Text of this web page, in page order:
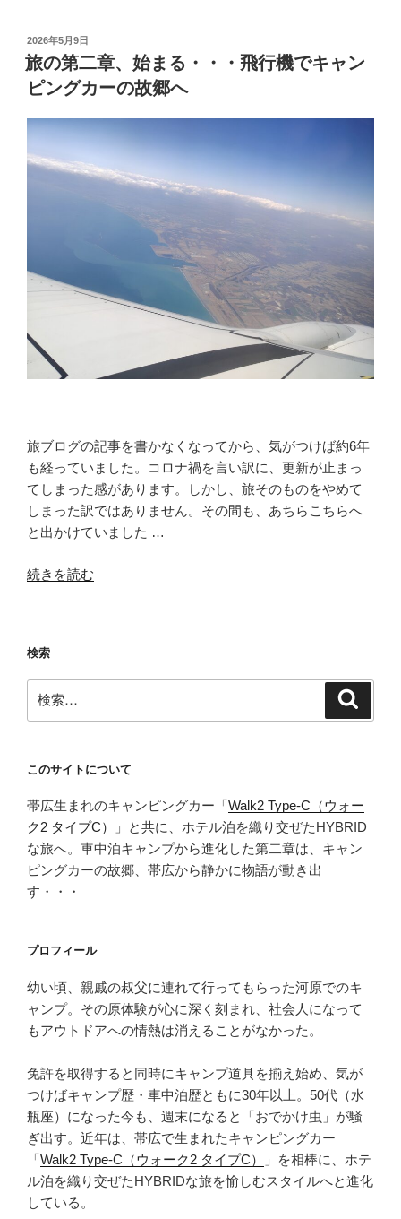
旅
2026・
序
荷
り
空
港
ウ
ン
ジ
投
稿
日:
2026年5月9日
旅の第二章、始まる・・・飛行機でキャン
ピングカーの故郷へ
旅ブログの記事を書かなくなってから、気がつけば約6年
も経っていました。コロナ禍を言い訳に、更新が止まっ
てしまった感があります。しかし、旅そのものをやめて
しまった訳ではありません。その間も、あちらこちらへ
と出かけていました …
“旅
章、
始
ま
る・・・
行
で
キ
ャ
ン
ピ
カ
ー
の
故
へ”
の
続きを読む
検索
索:
このサイトについて
帯広生まれのキャンピングカー「Walk2 Type‑C（ウォー
ク2 タイプC）
」と共に、ホテル泊を織り交ぜたHYBRID
な旅へ。車中泊キャンプから進化した第二章は、キャン
ピングカーの故郷、帯広から静かに物語が動き出
す・・・
プロフィール
幼い頃、親戚の叔父に連れて行ってもらった河原でのキ
ャンプ。その原体験が心に深く刻まれ、社会人になって
もアウトドアへの情熱は消えることがなかった。
免許を取得すると同時にキャンプ道具を揃え始め、気が
つけばキャンプ歴・車中泊歴ともに30年以上。50代（水
瓶座）になった今も、週末になると「おでかけ虫」が騒
ぎ出す。近年は、帯広で生まれたキャンピングカー
「Walk2 Type‑C（ウォーク2 タイプC）
」を相棒に、ホテ
ル泊を織り交ぜたHYBRIDな旅を愉しむスタイルへと進化
している。